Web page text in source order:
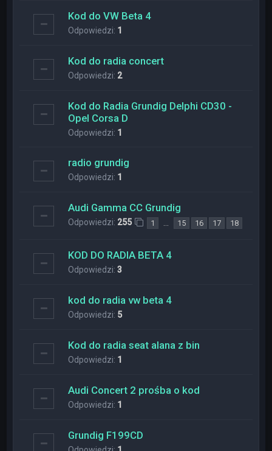
Kod do VW Beta 4
Odpowiedzi: 1
Kod do radia concert
Odpowiedzi: 2
Kod do Radia Grundig Delphi CD30 -
Opel Corsa D
Odpowiedzi: 1
radio grundig
Odpowiedzi: 1
Audi Gamma CC Grundig
Odpowiedzi: 255 1 15 16 17 18
KOD DO RADIA BETA 4
Odpowiedzi:3
kod do radia vw beta 4
Odpowiedzi: 5
Kod do radia seat alana z bin
Odpowiedzi: 1
Audi Concert 2 prośba o kod
Odpowiedzi: 1
Grundig F199CD